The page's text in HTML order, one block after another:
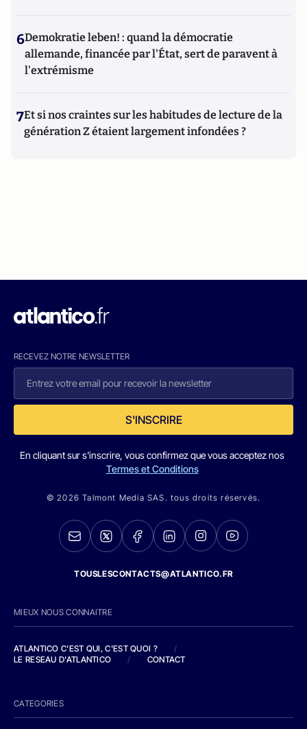
6Demokratie leben! : quand la démocratie
allemande, financée par l'État, sert de paravent à
l'extrémisme
7Et si nos craintes sur les habitudes de lecture de la
génération Z étaient largement infondées ?
RECEVEZ NOTRE NEWSLETTER
S'INSCRIRE
En cliquant sur s'inscrire, vous confirmez que vous acceptez nos
Termes et Conditions
© 2026 Talmont Media SAS. tous droits réservés.
TOUSLESCONTACTS@ATLANTICO.FR
MIEUX NOUS CONNAITRE
ATLANTICO C'EST QUI, C'EST QUOI ?
/
LE RESEAU D'ATLANTICO
/ CONTACT
CATEGORIES